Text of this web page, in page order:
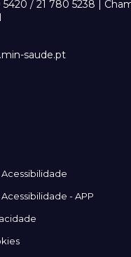
5420 / 21 780 5238 |
saude.pt
- APP